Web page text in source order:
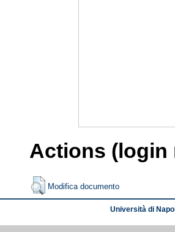
Actions (login
Modifica documento
Università di